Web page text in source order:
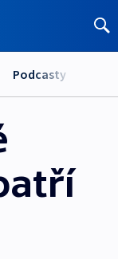
Podcasty